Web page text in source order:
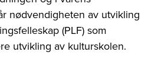
nødvendigheten av utvikling
(PLF) som
utvikling av kulturskolen.